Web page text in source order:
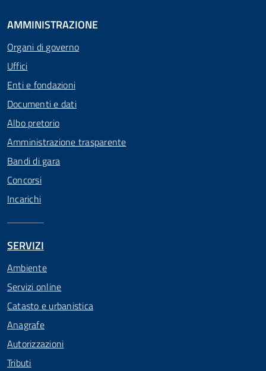
AMMINISTRAZIONE
Organi di governo
Uffici
Enti e fondazioni
Documenti e dati
Albo pretorio
Amministrazione trasparente
Bandi di gara
Concorsi
Incarichi
SERVIZI
Ambiente
Servizi online
Catasto e urbanistica
Anagrafe
Autorizzazioni
Tributi